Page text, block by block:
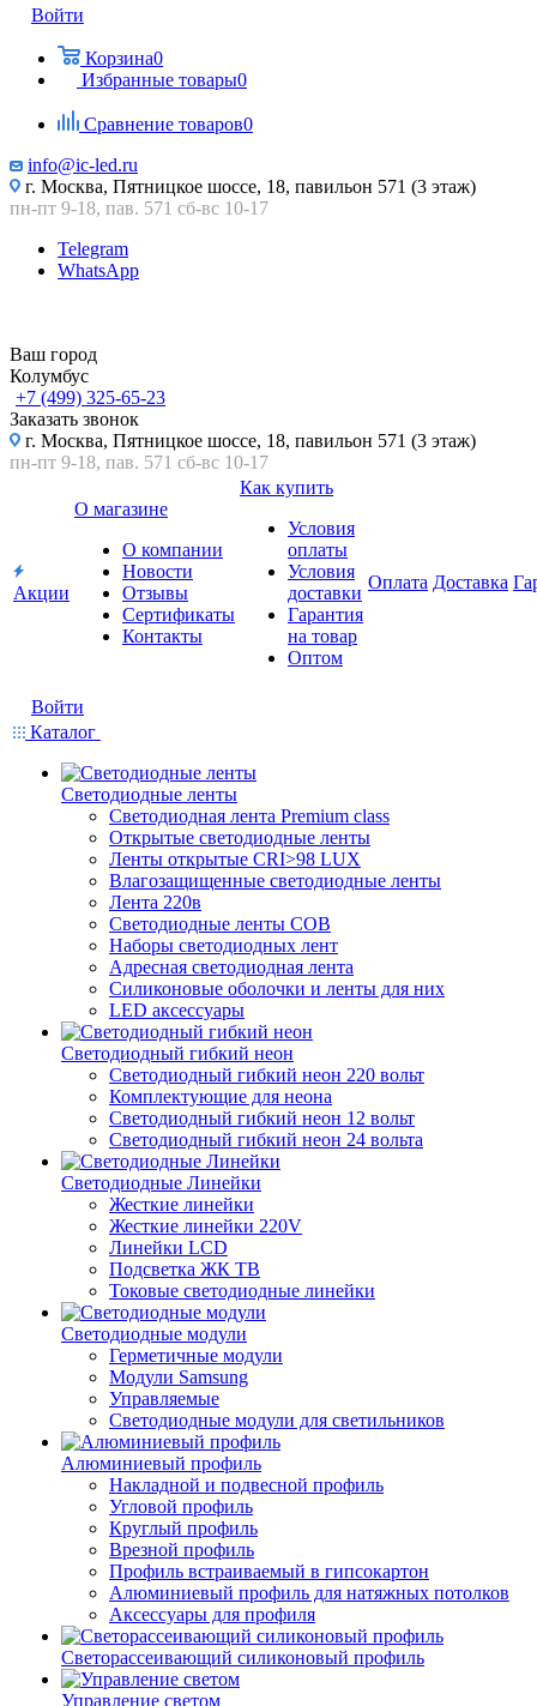
Войти
Корзина0
Избранные товары0
Сравнение товаров0
info@ic-led.ru
г. Москва, Пятницкое шоссе, 18, павильон 571 (3 этаж)
пн-пт 9-18, пав. 571 сб-вс 10-17
Telegram
WhatsApp
Ваш город
Колумбус
+7 (499) 325-65-23
Заказать звонок
г. Москва, Пятницкое шоссе, 18, павильон 571 (3 этаж)
пн-пт 9-18, пав. 571 сб-вс 10-17
Акции
О магазине
О компании
Новости
Отзывы
Сертификаты
Контакты
Как купить
Условия
оплаты
Условия
доставки
Гарантия
на товар
Оптом
Оплата Доставка
Войти
Каталог
Светодиодные ленты
Светодиодная лента Premium class
Открытые светодиодные ленты
Ленты открытые CRI>98 LUX
Влагозащищенные светодиодные ленты
Лента 220в
Светодиодные ленты COB
Наборы светодиодных лент
Адресная светодиодная лента
Силиконовые оболочки и ленты для них
LED аксессуары
Светодиодный гибкий неон
Светодиодный гибкий неон 220 вольт
Комплектующие для неона
Светодиодный гибкий неон 12 вольт
Светодиодный гибкий неон 24 вольта
Светодиодные Линейки
Жесткие линейки
Жесткие линейки 220V
Линейки LCD
Подсветка ЖК ТВ
Токовые светодиодные линейки
Светодиодные модули
Герметичные модули
Модули Samsung
Управляемые
Светодиодные модули для светильников
Алюминиевый профиль
Накладной и подвесной профиль
Угловой профиль
Круглый профиль
Врезной профиль
Профиль встраиваемый в гипсокартон
Алюминиевый профиль для натяжных потолков
Аксессуары для профиля
Светорассеивающий силиконовый профиль
Управление светом